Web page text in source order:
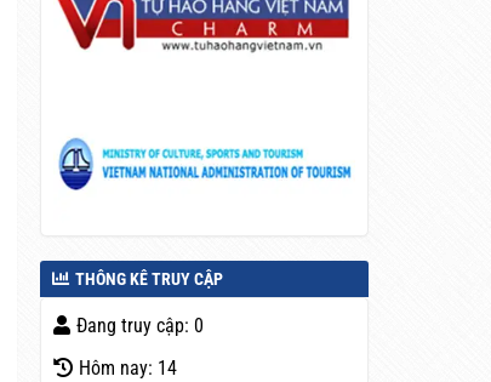
THÔNG KÊ TRUY CẬP
Đang truy cập: 0
Hôm nay: 14